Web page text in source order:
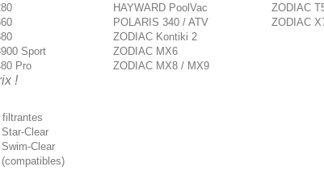
Sport
Pro
HAYWARD PoolVac
POLARIS 340 / ATV
ZODIAC Kontiki 2
ZODIAC MX6
ZODIAC MX8 / MX9
ZODIAC
ZODIAC
!
Clear
Clear